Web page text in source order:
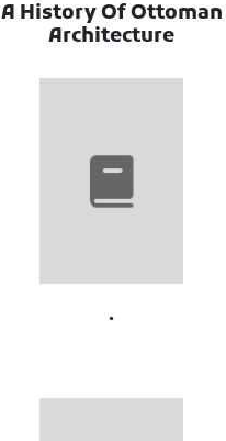
A History Of Ottoman
Architecture
.